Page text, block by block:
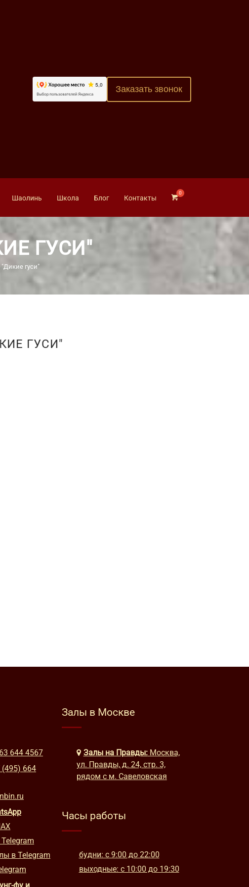
Заказать звонок
Шаолинь Школа Блог Контакты
ГУСИ"
гуси"
ГУСИ"
644 4567
(495) 664
в Telegram
Залы в Москве
Залы на Правды: Москва,
ул. Правды, д. 24, стр. 3,
рядом с м. Савеловская
Часы работы
будни: с 9:00 до 22:00
выходные: с 10:00 до 19:30